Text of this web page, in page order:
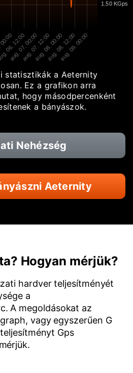
06. 12:00
aug. 07. 00:00
aug. 07. 12:00
aug. 08. 00:00
aug. 08. 12:00
aug. 09. 00:00
1.50 KGps
statisztikák a Aeternity
Ez a grafikon arra
hogy másodpercenként
a bányászok.
Nehézség
Aeternity
Hogyan mérjük?
hardver teljesítményét
a
A megoldásokat az
vagy egyszerűen G
Gps